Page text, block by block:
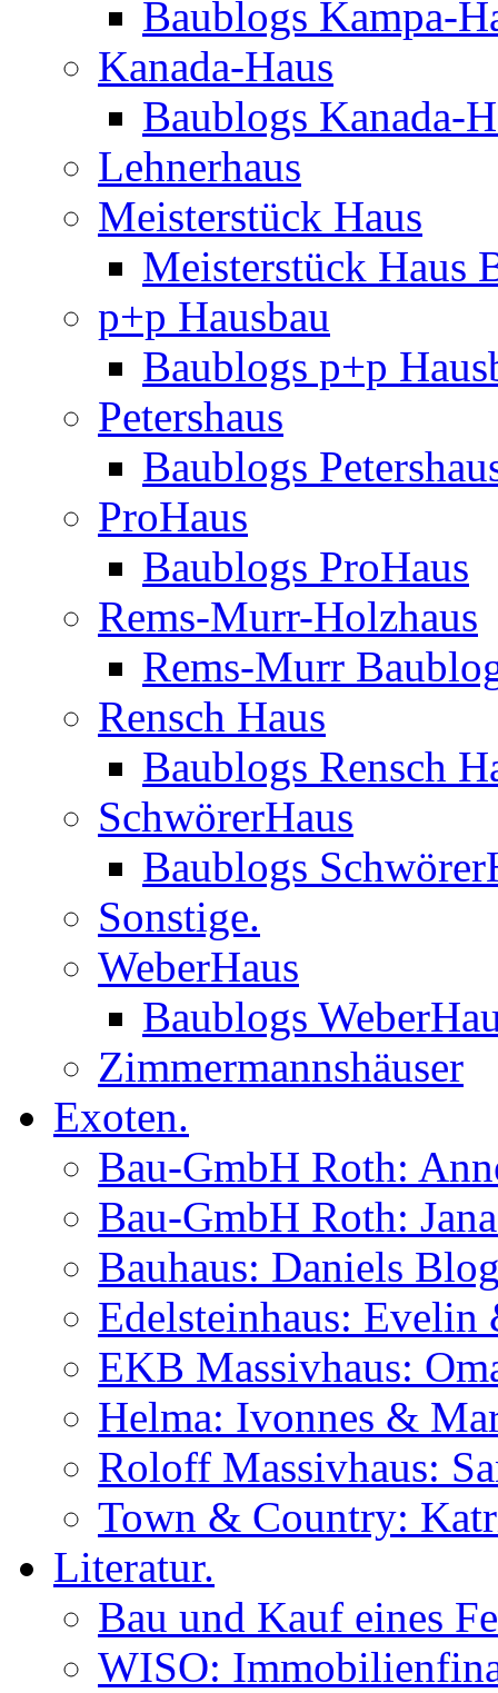
Baublogs Kampa-
Kanada-Haus
Baublogs Kanada-
Lehnerhaus
Meisterstück Haus
Meisterstück Haus
p+p Hausbau
Baublogs p+p
Petershaus
Baublogs
ProHaus
Baublogs ProHaus
Rems-Murr-Holzhaus
Rems-Murr
Rensch Haus
Baublogs Rensch
SchwörerHaus
Baublogs
Sonstige.
WeberHaus
Baublogs
Zimmermannshäuser
Exoten.
Bau-GmbH Roth:
Bau-GmbH Roth:
Bauhaus: Daniels
Edelsteinhaus:
EKB Massivhaus:
Helma: Ivonnes &
Roloff Massivhaus:
Town & Country:
Literatur.
Bau und Kauf eines
WISO: